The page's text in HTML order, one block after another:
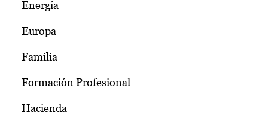
Energía
Europa
Familia
Formación Profesional
Hacienda